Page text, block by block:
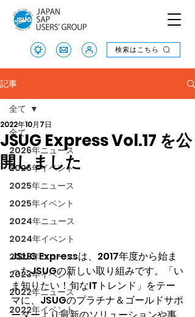
検索はこちら
検索はこちら
記事
全て
2026年ニュース
2026年イベント
2025年ニュース
2025年イベント
2024年ニュース
2024年イベント
2023年ニュース
2023年イベント
2022年ニュース
2022年イベント
全て
JSUG Express Vol.17 を公
開しました
2022年10月7日
JSUG Expressは、2017年度から始ま
ったJSUGの新しい取り組みです。「い
ま知りたい！旬なITトレンド」をテー
マに、JSUGのプラチナ＆ゴールドサポ